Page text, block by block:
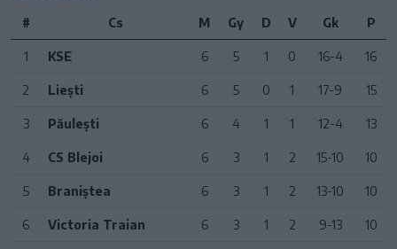
# Cs M Gy D V Gk P
1 KSE 6 5 1 0 16-4 16
2 Liești 6 5 0 1 17-9 15
3 Păulești 6 4 1 1 12-4 13
4 CS Blejoi 6 3 1 2 15-10 10
5 Braniștea 6 3 1 2 13-10 10
6 Victoria Traian 6 3 1 2 9-13 10